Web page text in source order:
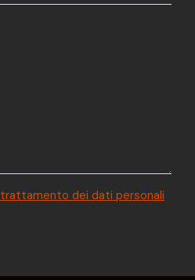
trattamento dei dati personali